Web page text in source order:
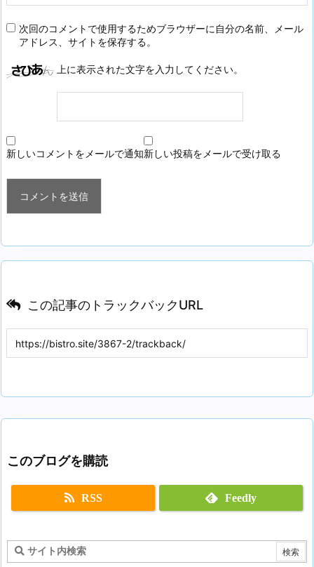
次回のコメントで使用するためブラウザーに自分の名前、メール
アドレス、サイトを保存する。
上に表示された文字を入力してください。
新しいコメントをメールで通知新しい投稿をメールで受け取る
この記事のトラックバックURL
このブログを購読
RSS Feedly